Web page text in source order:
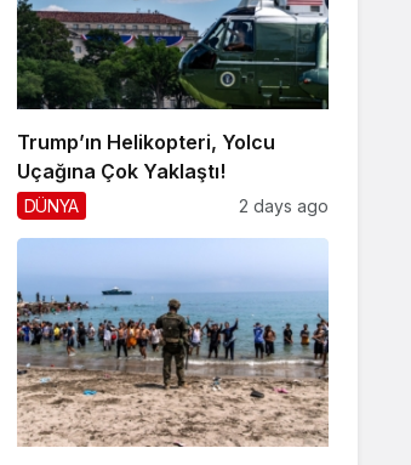
Trump’ın Helikopteri, Yolcu
Uçağına Çok Yaklaştı!
DÜNYA 2 days ago